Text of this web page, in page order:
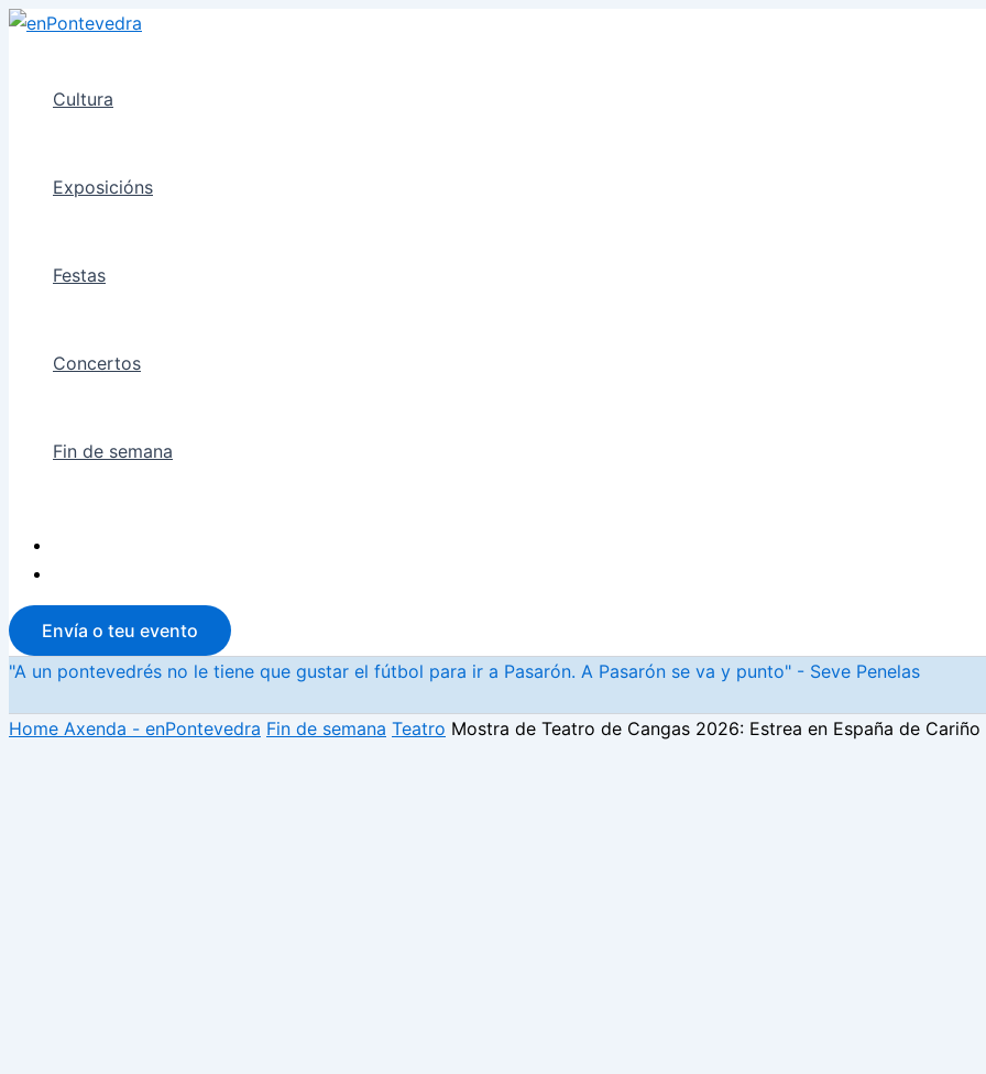
Ir
Cultura
Exposicións
Festas
Concertos
Fin de semana
Envía o teu evento
"A un pontevedrés no le tiene que gustar el fútbol para ir a Pasarón. A Pasarón se va y punto" - Seve Penelas
Home Axenda - enPontevedra Fin de semana Teatro Mostra de Teatro de Cangas 2026: Estrea en España de